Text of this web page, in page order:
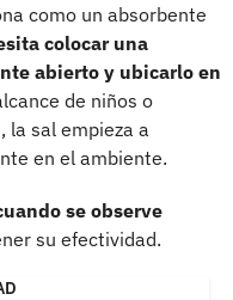
como un absorbente
colocar una
abierto y ubicarlo en
de niños o
la sal empieza a
en el ambiente.
se observe
su efectividad.